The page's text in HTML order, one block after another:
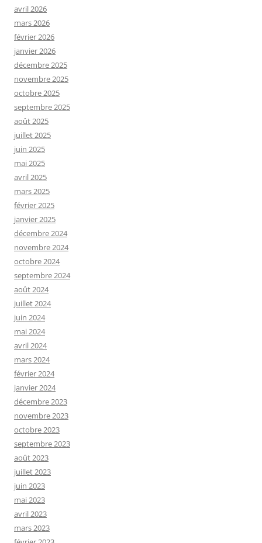
avril 2026
mars 2026
février 2026
janvier 2026
décembre 2025
novembre 2025
octobre 2025
septembre 2025
août 2025
juillet 2025
juin 2025
mai 2025
avril 2025
mars 2025
février 2025
janvier 2025
décembre 2024
novembre 2024
octobre 2024
septembre 2024
août 2024
juillet 2024
juin 2024
mai 2024
avril 2024
mars 2024
février 2024
janvier 2024
décembre 2023
novembre 2023
octobre 2023
septembre 2023
août 2023
juillet 2023
juin 2023
mai 2023
avril 2023
mars 2023